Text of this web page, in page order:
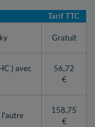
Tarif TTC
Gratuit
) avec
56,72
€
l'autre
158,75
€